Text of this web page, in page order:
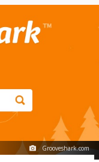
Grooveshark.com